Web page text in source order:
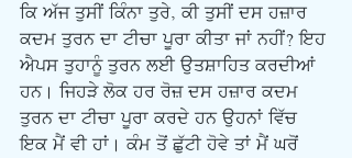
ਕਿ ਅੱਜ ਤੁਸੀਂ ਕਿੰਨਾ ਤੁਰੇ, ਕੀ ਤੁਸੀਂ ਦਸ ਹਜ਼ਾਰ
ਕਦਮ ਤੁਰਨ ਦਾ ਟੀਚਾ ਪੂਰਾ ਕੀਤਾ ਜਾਂ ਨਹੀਂ? ਇਹ
ਐਪਸ ਤੁਹਾਨੂੰ ਤੁਰਨ ਲਈ ਉਤਸ਼ਾਹਿਤ ਕਰਦੀਆਂ
ਹਨ। ਜਿਹੜੇ ਲੋਕ ਹਰ ਰੋਜ਼ ਦਸ ਹਜ਼ਾਰ ਕਦਮ
ਤੁਰਨ ਦਾ ਟੀਚਾ ਪੂਰਾ ਕਰਦੇ ਹਨ ਉਹਨਾਂ ਵਿੱਚ
ਇਕ ਮੈਂ ਵੀ ਹਾਂ। ਕੰਮ ਤੋਂ ਛੁੱਟੀ ਹੋਵੇ ਤਾਂ ਮੈਂ ਘਰੋਂ